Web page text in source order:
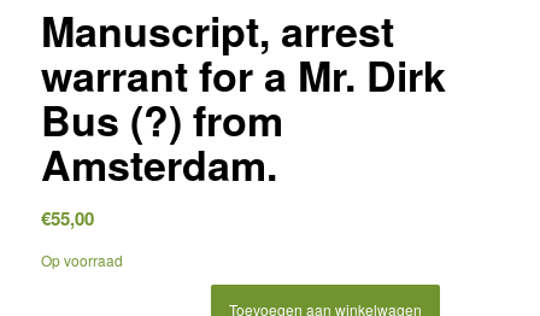
Manuscript, arrest
warrant for a Mr. Dirk
Bus (?) from
Amsterdam.
€55,00
Op voorraad
Toevoegen aan winkelwagen